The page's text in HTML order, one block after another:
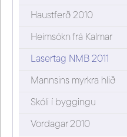
Haustferð 2010
Heimsókn frá Kalmar
Lasertag NMB 2011
Mannsins myrkra hlið
Skóli í byggingu
Vordagar 2010